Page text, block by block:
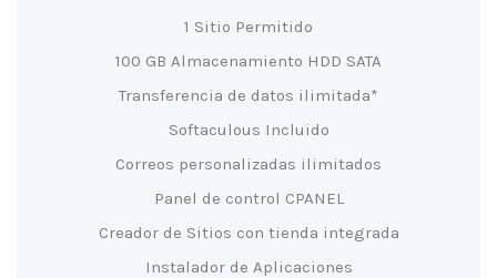
1 Sitio Permitido
100 GB Almacenamiento HDD SATA
Transferencia de datos ilimitada*
Softaculous Incluido
Correos personalizadas ilimitados
Panel de control CPANEL
Creador de Sitios con tienda integrada
Instalador de Aplicaciones